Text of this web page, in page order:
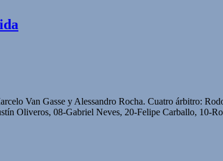
Van Gasse y Alessandro Rocha. Cuatro
Oliveros, 08-Gabriel Neves, 20-Felipe Carballo, 10-